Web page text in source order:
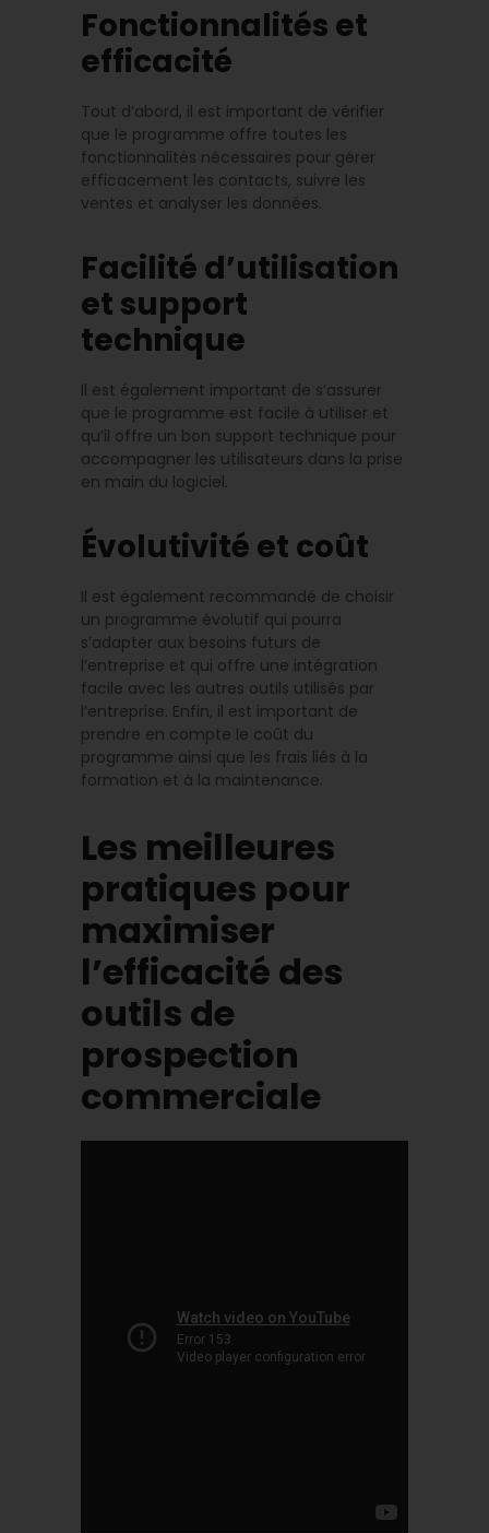
Fonctionnalités et
efficacité
Tout d’abord, il est important de vérifier
que le programme offre toutes les
fonctionnalités nécessaires pour gérer
efficacement les contacts, suivre les
ventes et analyser les données.
Facilité d’utilisation
et support
technique
Il est également important de s’assurer
que le programme est facile à utiliser et
qu’il offre un bon support technique pour
accompagner les utilisateurs dans la prise
en main du logiciel.
Évolutivité et coût
Il est également recommandé de choisir
un programme évolutif qui pourra
s’adapter aux besoins futurs de
l’entreprise et qui offre une intégration
facile avec les autres outils utilisés par
l’entreprise. Enfin, il est important de
prendre en compte le coût du
programme ainsi que les frais liés à la
formation et à la maintenance.
Les meilleures
pratiques pour
maximiser
l’efficacité des
outils de
prospection
commerciale